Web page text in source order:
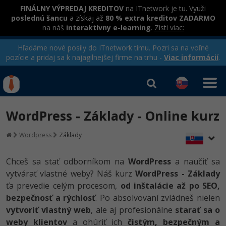
FINÁLNY VÝPREDAJ KREDITOV na ITnetwork je tu. Využi
poslednú šancu a získaj až 80 % extra kreditov ZADARMO
na náš interaktívny e-learning. Zisti viac:
Hľadáme nové posily do ITnetwork tímu. Pozri sa na voľné
pozície a pridaj sa k najagilnejšej firme na trhu - Viac informácií.
hradené úradom práce
Ako začať?
Java -80%
C# .NET -80%
Kurzy e-commerce
Testovanie softvéru
Marketing -30%
Prihlásiť sa | Registrovať
WordPress - Základy - Online kurz
Wordpress Základy
Chceš sa stať odborníkom na WordPress a naučiť sa
vytvárať vlastné weby? Náš kurzWordPress - Základy
ťa prevedie celým procesom, od inštalácie až po SEO,
bezpečnosť a rýchlosť. Po absolvovaní zvládneš nielen
vytvoriť vlastný web, ale aj profesionálne starať sa o
weby klientova ohúriť ich čistým, bezpečným a